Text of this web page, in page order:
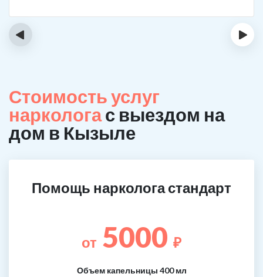
‹ ›
Стоимость услуг
наркологас выездом на
дом в Кызыле
Помощь нарколога стандарт
от 5000 ₽
Объем капельницы 400 мл